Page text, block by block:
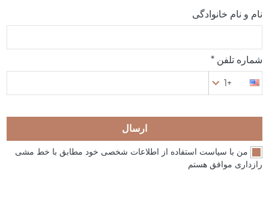
نام و نام خانوادگی
شماره تلفن *
+1
ارسال
من با سیاست استفاده از اطلاعات شخصی خود مطابق با خط مشی
رازداری موافق هستم